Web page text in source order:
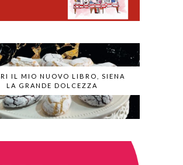
IL MIO NUOVO LIBRO, SIENA
LA GRANDE DOLCEZZA